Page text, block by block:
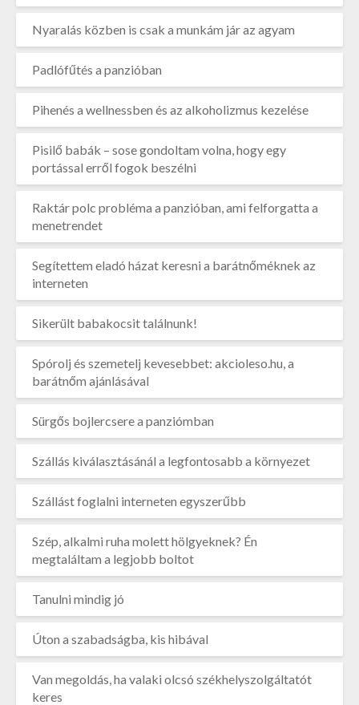
Nyaralás közben is csak a munkám jár az agyam
Padlófűtés a panzióban
Pihenés a wellnessben és az alkoholizmus kezelése
Pisilő babák – sose gondoltam volna, hogy egy
portással erről fogok beszélni
Raktár polc probléma a panzióban, ami felforgatta a
menetrendet
Segítettem eladó házat keresni a barátnőméknek az
interneten
Sikerült babakocsit találnunk!
Spórolj és szemetelj kevesebbet: akcioleso.hu, a
barátnőm ajánlásával
Sürgős bojlercsere a panziómban
Szállás kiválasztásánál a legfontosabb a környezet
Szállást foglalni interneten egyszerűbb
Szép, alkalmi ruha molett hölgyeknek? Én
megtaláltam a legjobb boltot
Tanulni mindig jó
Úton a szabadságba, kis hibával
Van megoldás, ha valaki olcsó székhelyszolgáltatót
keres